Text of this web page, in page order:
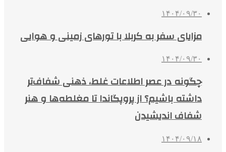
۱۴۰۴/۰۹/۳۰
مزایای سفر به کربلا با تورهای زمینی و هوایی
۱۴۰۴/۰۹/۳۰
چگونه در عصر اطلاعات غلط، ذهنی شفاف‌تر
داشته باشیم؟ از پروپگاندا تا مغلطه‌ها و هنر
شفاف اندیشیدن
۱۴۰۴/۰۹/۱۸